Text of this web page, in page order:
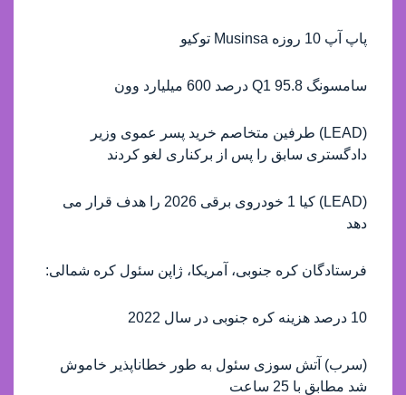
پاپ آپ 10 روزه Musinsa توکیو
سامسونگ Q1 95.8 درصد 600 میلیارد وون
(LEAD) طرفین متخاصم خرید پسر عموی وزیر
دادگستری سابق را پس از برکناری لغو کردند
(LEAD) کیا 1 خودروی برقی 2026 را هدف قرار می
دهد
فرستادگان کره جنوبی، آمریکا، ژاپن سئول کره شمالی:
10 درصد هزینه کره جنوبی در سال 2022
(سرب) آتش سوزی سئول به طور خطاناپذیر خاموش
شد مطابق با 25 ساعت